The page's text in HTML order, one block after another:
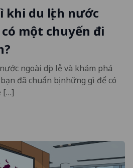
khi du lịch nước
có một chuyến đi
ngoài dịp lễ và khám phá
đã chuẩn bị những gì để có
[…]